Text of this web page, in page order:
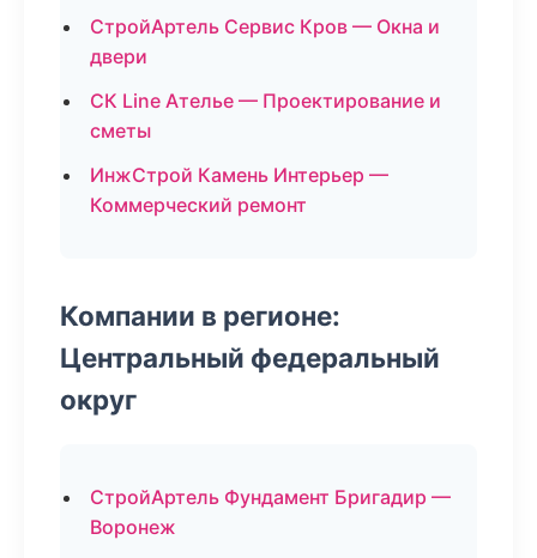
СтройАртель Сервис Кров — Окна и
двери
СК Line Ателье — Проектирование и
сметы
ИнжСтрой Камень Интерьер —
Коммерческий ремонт
Компании в регионе:
Центральный федеральный
округ
СтройАртель Фундамент Бригадир —
Воронеж